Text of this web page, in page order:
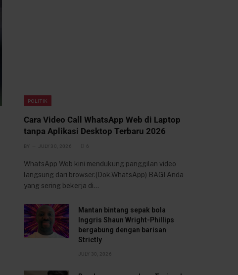
POLITIK
Cara Video Call WhatsApp Web di Laptop
tanpa Aplikasi Desktop Terbaru 2026
BY JULY 30, 2026 6
WhatsApp Web kini mendukung panggilan video
langsung dari browser.(Dok.WhatsApp) BAGI Anda
yang sering bekerja di…
Mantan bintang sepak bola
Inggris Shaun Wright-Phillips
bergabung dengan barisan
Strictly
JULY 30, 2026